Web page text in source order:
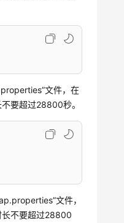
文件，在
要超过28800秒。
文件，
长不要超过28800